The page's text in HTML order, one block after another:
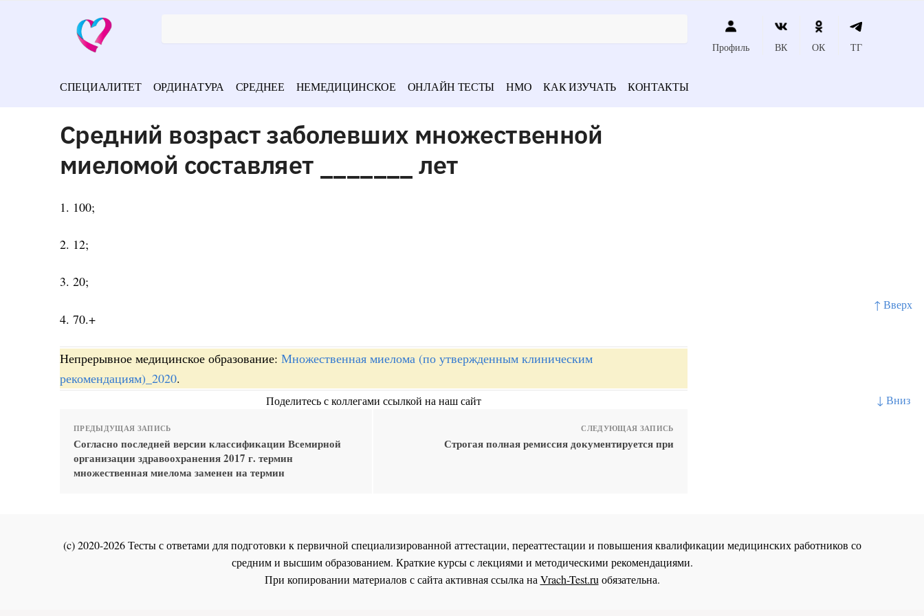
↑ Вверх
↓ Вниз
Профиль ВК ОК ТГ
СПЕЦИАЛИТЕТ ОРДИНАТУРА СРЕДНЕЕ НЕМЕДИЦИНСКОЕ ОНЛАЙН ТЕСТЫ НМО КАК ИЗУЧАТЬ КОНТАКТЫ
Средний возраст заболевших множественной
миеломой составляет _______ лет
1. 100;
2. 12;
3. 20;
4. 70.+
Непрерывное медицинское образование: Множественная миелома (по утвержденным клиническим
рекомендациям)_2020.
Поделитесь с коллегами ссылкой на наш сайт
ПРЕДЫДУЩАЯ ЗАПИСЬ
Согласно последней версии классификации Всемирной
организации здравоохранения 2017 г. термин
множественная миелома заменен на термин
СЛЕДУЮЩАЯ ЗАПИСЬ
Строгая полная ремиссия документируется при
(c) 2020-2026 Тесты с ответами для подготовки к первичной специализированной аттестации, переаттестации и повышения квалификации медицинских работников со
средним и высшим образованием. Краткие курсы с лекциями и методическими рекомендациями.
При копировании материалов с сайта активная ссылка наVrach-Test.ruобязательна.